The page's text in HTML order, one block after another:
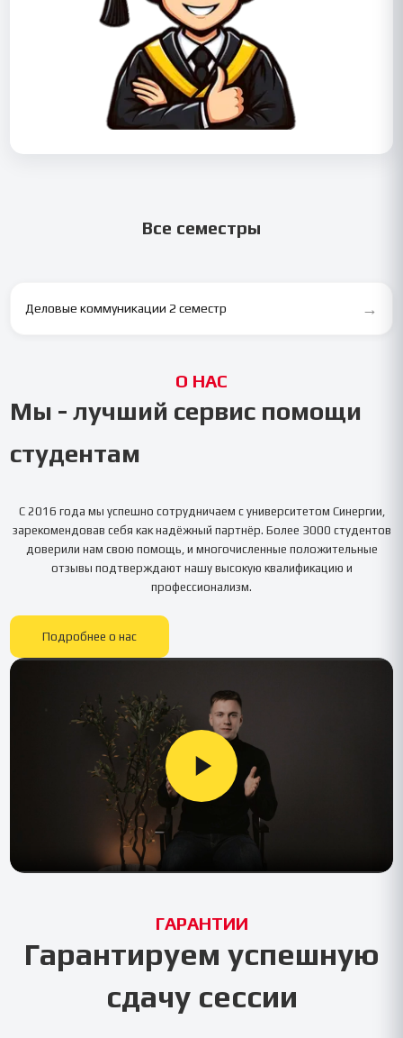
Все семестры
Деловые коммуникации 2 семестр →
О НАС
Мы - лучший сервис помощи
студентам
С 2016 года мы успешно сотрудничаем с университетом Синергии
зарекомендовав себя как надёжный партнёр. Более 3000 студентов
доверили нам свою помощь, и многочисленные положительные
отзывы подтверждают нашу высокую квалификацию и
профессионализм.
Подробнее о нас
ГАРАНТИИ
Гарантируем успешную
сдачу сессии